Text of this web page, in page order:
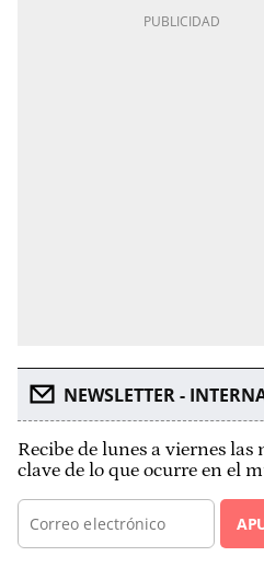
NEWSLETTER -
Recibe de lunes a viernes las
clave de lo que ocurre en el